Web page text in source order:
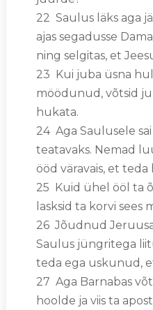
22 Saulus läks aga
ajas segadusse
ning selgitas, et
23 Kui juba üsna
möödunud, võtsid
hukata.
24 Aga Saulusele
teatavaks. Nemad
ööd väravais, et teda
25 Kuid ühel ööl ta
lasksid ta korvi sees
26 Jõudnud
Saulus jüngritega
teda ega uskunud,
27 Aga Barnabas
hoolde ja viis ta